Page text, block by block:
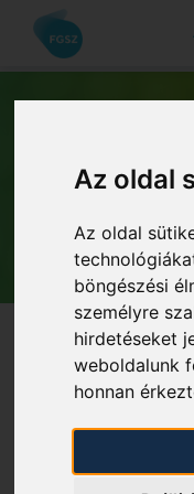
Az oldal
Az oldal
böngészési
személyre
hirdetéseket
weboldalunk
honnan